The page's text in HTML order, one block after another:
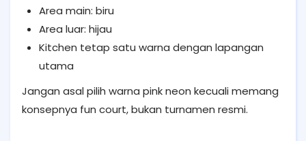
Area main: biru
Area luar: hijau
Kitchen tetap satu warna dengan lapangan
utama
Jangan asal pilih warna pink neon kecuali memang
konsepnya fun court, bukan turnamen resmi.